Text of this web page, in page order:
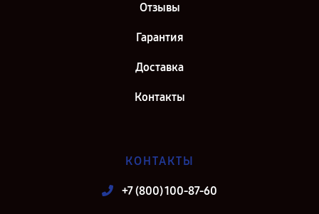
Отзывы
Гарантия
Доставка
Контакты
КОНТАКТЫ
+7 (800) 100-87-60